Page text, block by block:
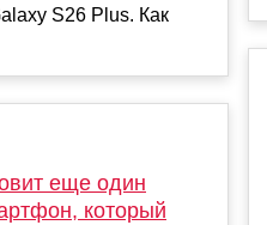
S26 Plus. Как
еще один
который